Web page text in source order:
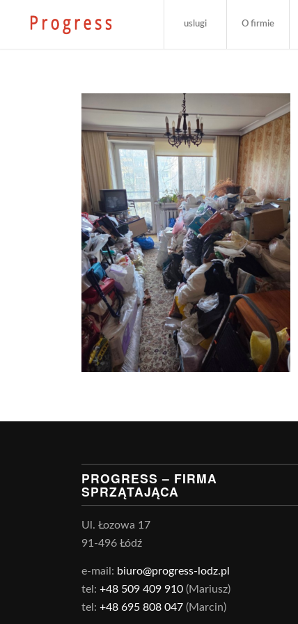
uslugi O firmie
PROGRESS – FIRMA
SPRZĄTAJĄCA
Ul. Łozowa 17
91-496 Łódź
e-mail: biuro@progress-lodz.pl
tel:+48 509 409 910 (Mariusz)
tel:+48 695 808 047 (Marcin)